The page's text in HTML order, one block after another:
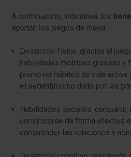
A continuación, indicamos los
aportan los juegos de mesa:
Desarrollo físico: gracias al
habilidades motrices gruesas y
promover hábitos de vida activa
el sedentarismo dado por las
Habilidades sociales: compartir,
comunicarse de forma efectiva
comprender las relaciones y